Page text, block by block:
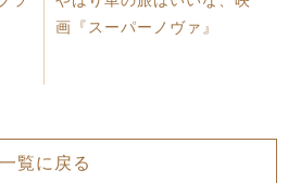
画『スーパーノヴァ』
一覧に戻る